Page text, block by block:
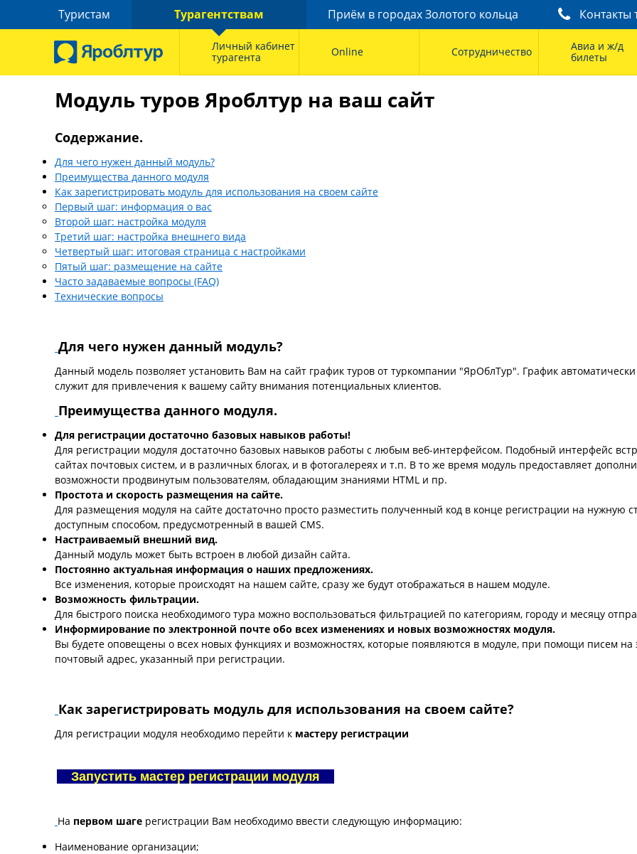
Туристам Турагентствам Приём в городах Золотого кольца Контакты
Личный кабинет
турагента
Online Сотрудничество
Авиа и ж/д
билеты
Модуль туров Яроблтур на ваш сайт
Содержание.
Для чего нужен данный модуль?
Преимущества данного модуля
Как зарегистрировать модуль для использования на своем сайте
Первый шаг: информация о вас
Второй шаг: настройка модуля
Третий шаг: настройка внешнего вида
Четвертый шаг: итоговая страница с настройками
Пятый шаг: размещение на сайте
Часто задаваемые вопросы (FAQ)
Технические вопросы
Для чего нужен данный модуль?
Данный модель позволяет установить Вам на сайт график туров от туркомпании "ЯрОблТур". График автоматически
служит для привлечения к вашему сайту внимания потенциальных клиентов.
Преимущества данного модуля.
Для регистрации достаточно базовых навыков работы!
Для регистрации модуля достаточно базовых навыков работы с любым веб-интерфейсом. Подобный интерфейс
сайтах почтовых систем, и в различных блогах, и в фотогалереях и т.п. В то же время модуль предоставляет
возможности продвинутым пользователям, обладающим знаниями HTML и пр.
Простота и скорость размещения на сайте.
Для размещения модуля на сайте достаточно просто разместить полученный код в конце регистрации на нужную
доступным способом, предусмотренный в вашей CMS.
Настраиваемый внешний вид.
Данный модуль может быть встроен в любой дизайн сайта.
Постоянно актуальная информация о наших предложениях.
Все изменения, которые происходят на нашем сайте, сразу же будут отображаться в нашем модуле.
Возможность фильтрации.
Для быстрого поиска необходимого тура можно воспользоваться фильтрацией по категориям, городу и месяцу
Информирование по электронной почте обо всех изменениях и новых возможностях модуля.
Вы будете оповещены о всех новых функциях и возможностях, которые появляются в модуле, при помощи писем на
почтовый адрес, указанный при регистрации.
Как зарегистрировать модуль для использования на своем сайте?
Для регистрации модуля необходимо перейти к мастеру регистрации
Запустить мастер регистрации модуля
На первом шаге регистрации Вам необходимо ввести следующую информацию:
Наименование организации;